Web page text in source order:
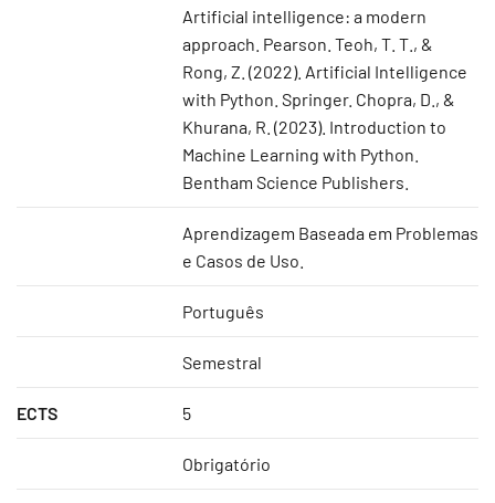
Artificial intelligence: a modern
approach. Pearson. Teoh, T. T., &
Rong, Z. (2022). Artificial Intelligence
with Python. Springer. Chopra, D., &
Khurana, R. (2023). Introduction to
Machine Learning with Python.
Bentham Science Publishers.
Aprendizagem Baseada em Problemas
e Casos de Uso.
Português
Semestral
ECTS 5
Obrigatório